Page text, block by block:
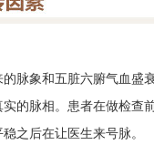
象和五脏六腑气血盛
的脉相。患者在做检
之后在让医生来号脉。